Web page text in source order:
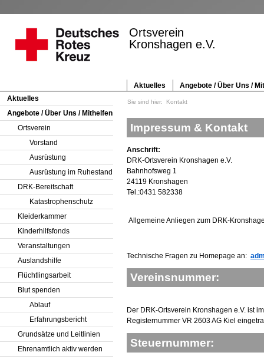
Ortsverein
Kronshagen e.V.
Aktuelles
Angebote / Über Uns /
Aktuelles
Angebote / Über Uns / Mithelfen
Ortsverein
Vorstand
Ausrüstung
Ausrüstung im Ruhestand
DRK-Bereitschaft
Katastrophenschutz
Kleiderkammer
Kinderhilfsfonds
Veranstaltungen
Auslandshilfe
Flüchtlingsarbeit
Blut spenden
Ablauf
Erfahrungsbericht
Grundsätze und Leitlinien
Ehrenamtlich aktiv werden
Sie sind hier: Kontakt
Impressum & Kontakt
Anschrift:
DRK-Ortsverein Kronshagen e.V.
Bahnhofsweg 1
24119 Kronshagen
Tel.:0431 582338
Allgemeine Anliegen zum DRK-
Technische Fragen zu Homepage an:
Vereinsnummer:
Der DRK-Ortsverein Kronshagen e.V. ist
Registernummer VR 2603 AG Kiel
Steuernummer: